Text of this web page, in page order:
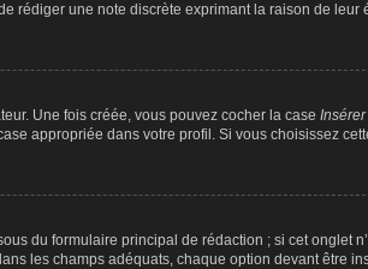
rédiger une note discrète exprimant la raison de
Une fois créée, vous pouvez cocher la case
appropriée dans votre profil. Si vous choisissez
du formulaire principal de rédaction ; si cet onglet
les champs adéquats, chaque option devant être